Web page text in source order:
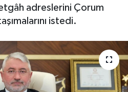
adreslerini Çorum
istedi.